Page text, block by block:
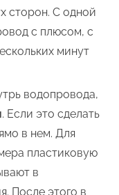
сторон. С одной
с плюсом, с
минут
водопровода,
. Если это сделать
в нем. Для
пластиковую
в
После этого в